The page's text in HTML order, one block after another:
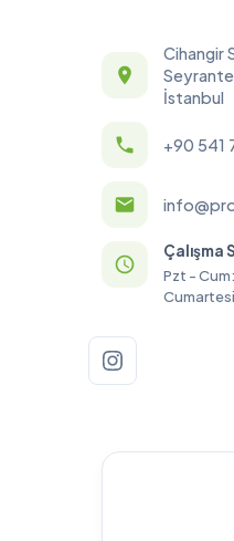
Cihangir
İstanbul
+90 541
Çalışma
Pzt -